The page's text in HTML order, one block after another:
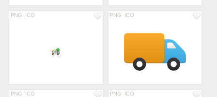
PNG ICO PNG ICO
PNG ICO PNG ICO